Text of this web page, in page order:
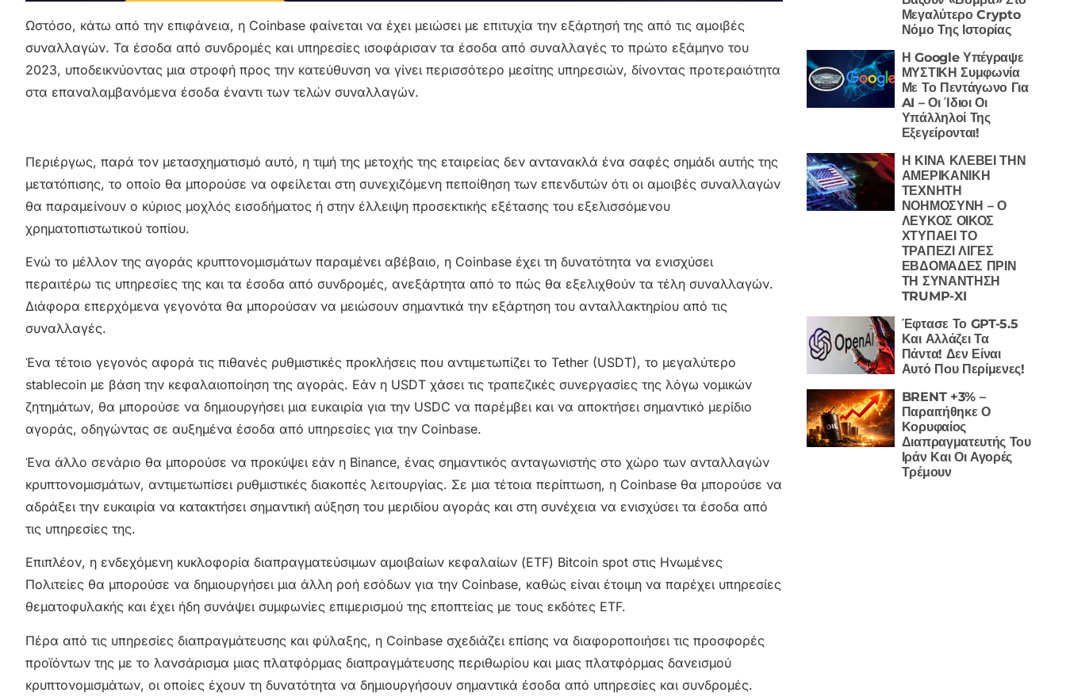
Ωστόσο, κάτω από την επιφάνεια, η Coinbase φαίνεται να έχει μειώσει με επιτυχία την εξάρτησή της από τις αμοιβές
συναλλαγών. Τα έσοδα από συνδρομές και υπηρεσίες ισοφάρισαν τα έσοδα από συναλλαγές το πρώτο εξάμηνο του
2023, υποδεικνύοντας μια στροφή προς την κατεύθυνση να γίνει περισσότερο μεσίτης υπηρεσιών, δίνοντας προτεραιότητα
στα επαναλαμβανόμενα έσοδα έναντι των τελών συναλλαγών.
Περιέργως, παρά τον μετασχηματισμό αυτό, η τιμή της μετοχής της εταιρείας δεν αντανακλά ένα σαφές σημάδι αυτής της
μετατόπισης, το οποίο θα μπορούσε να οφείλεται στη συνεχιζόμενη πεποίθηση των επενδυτών ότι οι αμοιβές συναλλαγών
θα παραμείνουν ο κύριος μοχλός εισοδήματος ή στην έλλειψη προσεκτικής εξέτασης του εξελισσόμενου
χρηματοπιστωτικού τοπίου.
Ενώ το μέλλον της αγοράς κρυπτονομισμάτων παραμένει αβέβαιο, η Coinbase έχει τη δυνατότητα να ενισχύσει
περαιτέρω τις υπηρεσίες της και τα έσοδα από συνδρομές, ανεξάρτητα από το πώς θα εξελιχθούν τα τέλη συναλλαγών.
Διάφορα επερχόμενα γεγονότα θα μπορούσαν να μειώσουν σημαντικά την εξάρτηση του ανταλλακτηρίου από τις
συναλλαγές.
Ένα τέτοιο γεγονός αφορά τις πιθανές ρυθμιστικές προκλήσεις που αντιμετωπίζει το Tether (USDT), το μεγαλύτερο
stablecoin με βάση την κεφαλαιοποίηση της αγοράς. Εάν η USDT χάσει τις τραπεζικές συνεργασίες της λόγω νομικών
ζητημάτων, θα μπορούσε να δημιουργήσει μια ευκαιρία για την USDC να παρέμβει και να αποκτήσει σημαντικό μερίδιο
αγοράς, οδηγώντας σε αυξημένα έσοδα από υπηρεσίες για την Coinbase.
Ένα άλλο σενάριο θα μπορούσε να προκύψει εάν η Binance, ένας σημαντικός ανταγωνιστής στο χώρο των ανταλλαγών
κρυπτονομισμάτων, αντιμετωπίσει ρυθμιστικές διακοπές λειτουργίας. Σε μια τέτοια περίπτωση, η Coinbase θα μπορούσε να
αδράξει την ευκαιρία να κατακτήσει σημαντική αύξηση του μεριδίου αγοράς και στη συνέχεια να ενισχύσει τα έσοδα από
τις υπηρεσίες της.
Επιπλέον, η ενδεχόμενη κυκλοφορία διαπραγματεύσιμων αμοιβαίων κεφαλαίων (ETF) Bitcoin spot στις Ηνωμένες
Πολιτείες θα μπορούσε να δημιουργήσει μια άλλη ροή εσόδων για την Coinbase, καθώς είναι έτοιμη να παρέχει υπηρεσίες
θεματοφυλακής και έχει ήδη συνάψει συμφωνίες επιμερισμού της εποπτείας με τους εκδότες ETF.
Πέρα από τις υπηρεσίες διαπραγμάτευσης και φύλαξης, η Coinbase σχεδιάζει επίσης να διαφοροποιήσει τις προσφορές
προϊόντων της με το λανσάρισμα μιας πλατφόρμας διαπραγμάτευσης περιθωρίου και μιας πλατφόρμας δανεισμού
κρυπτονομισμάτων, οι οποίες έχουν τη δυνατότητα να δημιουργήσουν σημαντικά έσοδα από υπηρεσίες και συνδρομές.
Μεγαλύτερο Crypto
Νόμο Της Ιστορίας
Η Google Υπέγραψε
ΜΥΣΤΙΚΗ Συμφωνία
Με Το Πεντάγωνο Για
AI – Οι Ίδιοι Οι
Υπάλληλοί Της
Εξεγείρονται!
Η ΚΙΝΑ ΚΛΕΒΕΙ ΤΗΝ
ΑΜΕΡΙΚΑΝΙΚΗ
ΤΕΧΝΗΤΗ
ΝΟΗΜΟΣΥΝΗ – Ο
ΛΕΥΚΟΣ ΟΙΚΟΣ
ΧΤΥΠΑΕΙ ΤΟ
ΤΡΑΠΕΖΙ ΛΙΓΕΣ
ΕΒΔΟΜΑΔΕΣ ΠΡΙΝ
ΤΗ ΣΥΝΑΝΤΗΣΗ
TRUMP-XI
Έφτασε Το GPT-5.5
Και Αλλάζει Τα
Πάντα! Δεν Είναι
Αυτό Που Περίμενες!
BRENT +3% –
Παραιτήθηκε Ο
Κορυφαίος
Διαπραγματευτής Του
Ιράν Και Οι Αγορές
Τρέμουν